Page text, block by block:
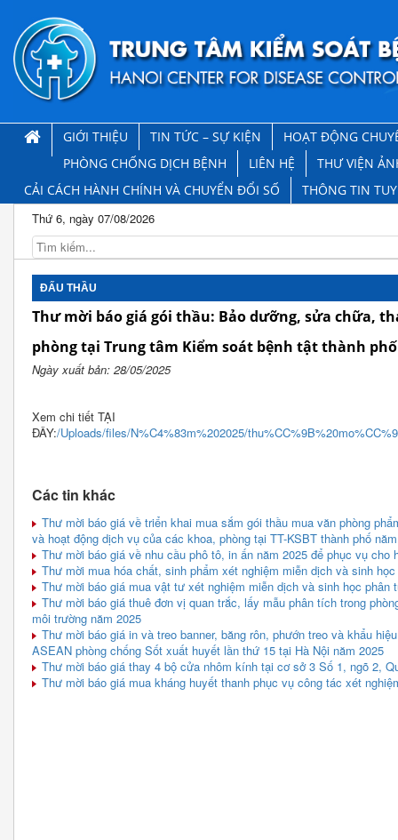
GIỚI THIỆU TIN TỨC – SỰ KIỆN
HOẠT ĐỘNG
PHÒNG CHỐNG DỊCH BỆNH
LIÊN HỆ
THƯ VIỆN
CẢI CÁCH HÀNH CHÍNH VÀ CHUYỂN ĐỔI SỐ
THÔNG TIN
Thứ 6, ngày 07/08/2026
ĐẤU THẦU
Thư mời báo giá gói thầu: Bảo dưỡng, sửa chữa,
phòng tại Trung tâm Kiểm soát bệnh tật thành phố
Ngày xuất bản: 28/05/2025
Xem chi tiết TẠI
ĐÂY:/Uploads/files/N%C4%83m%202025/
Các tin khác
Thư mời báo giá về triển khai mua sắm gói thầu mua văn phòng
và hoạt động dịch vụ của các khoa, phòng tại TT-KSBT thành phố
Thư mời báo giá về nhu cầu phô tô, in ấn năm 2025 để phục vụ cho
Thư mời mua hóa chất, sinh phẩm xét nghiệm miễn dịch và sinh
Thư mời báo giá mua vật tư xét nghiệm miễn dịch và sinh học phân
Thư mời báo giá thuê đơn vị quan trắc, lấy mẫu phân tích trong
môi trường năm 2025
Thư mời báo giá in và treo banner, băng rôn, phướn treo và khẩu
ASEAN phòng chống Sốt xuất huyết lần thứ 15 tại Hà Nội năm 2025
Thư mời báo giá thay 4 bộ cửa nhôm kính tại cơ sở 3 Số 1, ngõ 2,
Thư mời báo giá mua kháng huyết thanh phục vụ công tác xét